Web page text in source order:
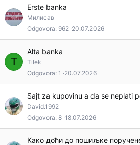
Erste banka
Милисав
Odgovora 962 20.07.2026
T
Alta banka
Tilek
Odgovora 1 20.07.2026
Sajt za kupovinu a da se neplati
David.1992
Odgovora 8 18.07.2026
Како доћи до пошиљке